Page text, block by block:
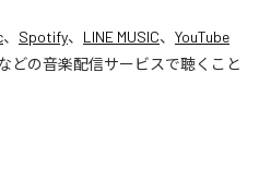
、 Spotify、 LINE MUSIC、 YouTube
どの音楽配信サービスで聴くこと